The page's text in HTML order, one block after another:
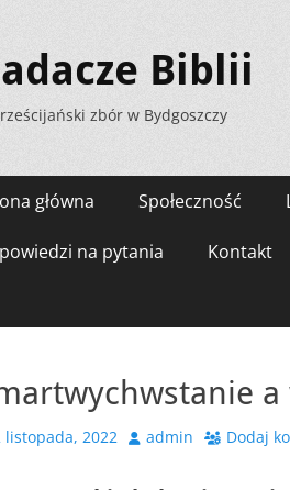
Biblii
zbór w Bydgoszczy
główna Społeczność
na pytania Kontakt
listopada, 2022 Autoradmin Dodaj